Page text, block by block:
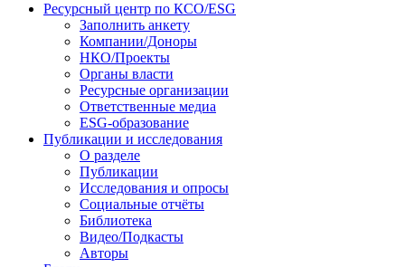
Ресурсный центр по КСО/ESG
Заполнить анкету
Компании/Доноры
НКО/Проекты
Органы власти
Ресурсные организации
Ответственные медиа
ESG-образование
Публикации и исследования
О разделе
Публикации
Исследования и опросы
Социальные отчёты
Библиотека
Видео/Подкасты
Авторы